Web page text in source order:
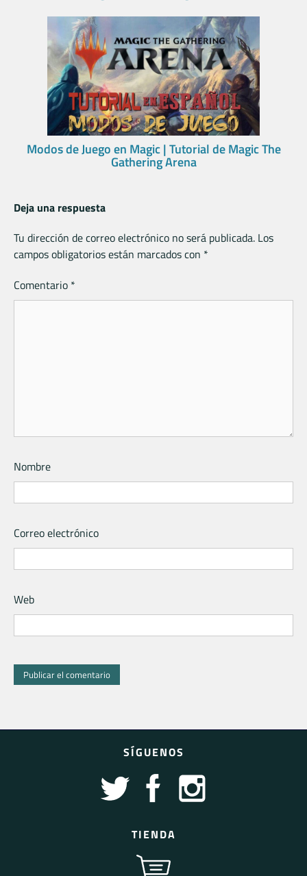
Modos de Juego en Magic | Tutorial de Magic The
Gathering Arena
Deja una respuesta
Tu dirección de correo electrónico no será publicada. Los
campos obligatorios están marcados con *
Comentario *
Nombre
Correo electrónico
Web
SÍGUENOS
TIENDA